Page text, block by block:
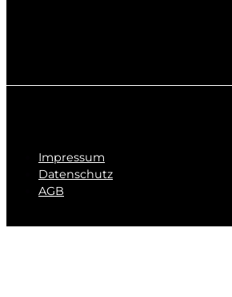
Impressum
Datenschutz
AGB